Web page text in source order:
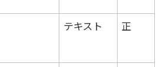
テキスト 正